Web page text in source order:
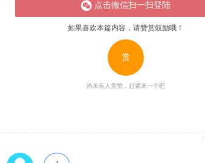
点击微信扫一扫登陆
如果喜欢本篇内容，请赞赏鼓励哦！
赏
尚未有人赏赞，赶紧来一个吧